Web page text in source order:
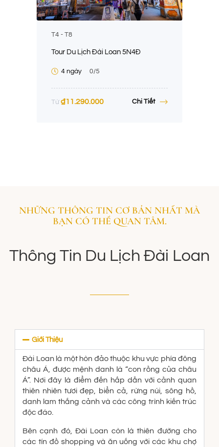
T4 - T8
Tour Du Lịch Đài Loan 5N4Đ
4 ngày 0/5
Từ ₫11.290.000 Chi Tiết
NHỮNG THÔNG TIN CƠ BẢN NHẤT MÀ
BẠN CÓ THỂ QUAN TÂM.
Thông Tin Du Lịch Đài Loan
Giới Thiệu
Đài Loan là một hòn đảo thuộc khu vực phía đông
châu Á, được mệnh danh là “con rồng của châu
Á”. Nơi đây là điểm đến hấp dẫn với cảnh quan
thiên nhiên tươi đẹp, biển cả, rừng núi, sông hồ,
danh lam thắng cảnh và các công trình kiến trúc
độc đáo.
Bên cạnh đó, Đài Loan còn là thiên đường cho
các tín đồ shopping và ăn uống với các khu chợ